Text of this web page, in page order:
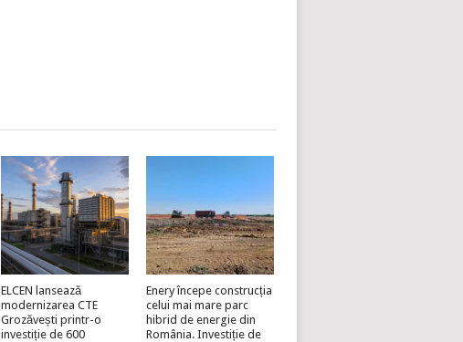
ELCEN lansează
modernizarea CTE
Grozăvești printr-o
investiție de 600
Enery începe construcția
celui mai mare parc
hibrid de energie din
România. Investiție de